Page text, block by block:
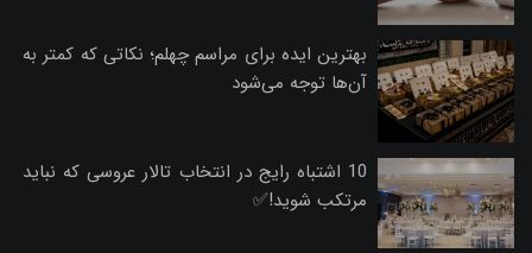
بهترین ایده برای مراسم چهلم؛ نکاتی که کمتر به
آن‌ها توجه می‌شود
10 اشتباه رایج در انتخاب تالار عروسی که نباید
مرتکب شوید!✅